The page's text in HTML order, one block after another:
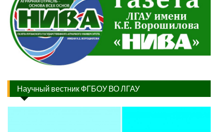
Научный вестник ФГБОУ ВО ЛГАУ